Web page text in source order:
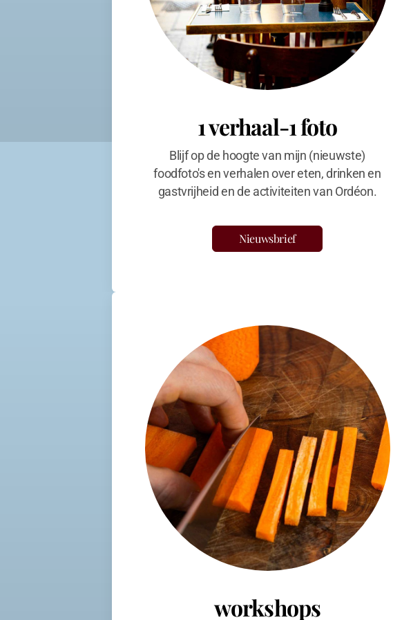
1 verhaal-1 foto
Blijf op de hoogte van mijn (nieuwste)
foodfoto's en verhalen over eten, drinken en
gastvrijheid en de activiteiten van Ordéon.
Nieuwsbrief
workshops